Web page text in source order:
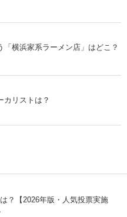
横浜家系ラーメン店」はどこ？
カリストは？
？【2026年版・人気投票実施